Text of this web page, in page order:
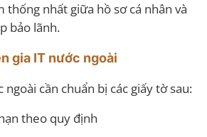
thống nhất giữa hồ sơ cá nhân và
bảo lãnh.
gia IT nước ngoài
ngoài cần chuẩn bị các giấy tờ sau:
theo quy định